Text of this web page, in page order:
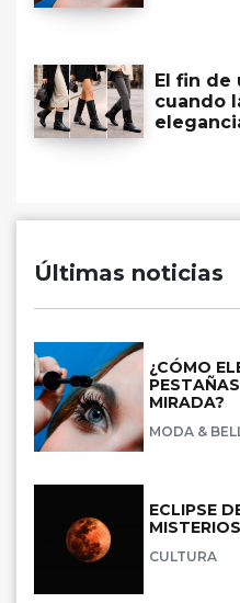
El fin de
cuando
Últimas noticias
¿CÓMO
MIRADA?
MODA &
ECLIPSE
CULTURA